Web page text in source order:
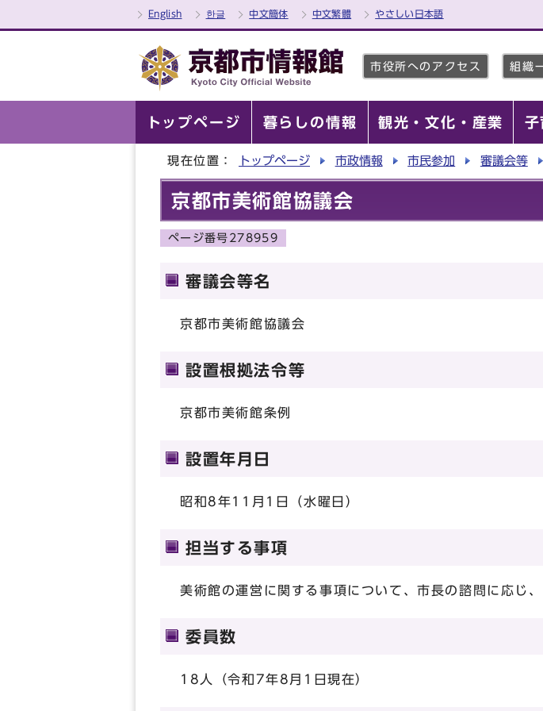
English 한글 中文簡体 中文繁體 やさしい日本語
市役所へのアクセス 組織
トップページ 暮らしの情報 観光・文化・産業 子
現在位置： トップページ 市政情報 市民参加 審議会等
京都市美術館協議会
ページ番号278959
審議会等名
京都市美術館協議会
設置根拠法令等
京都市美術館条例
設置年月日
昭和8年11月1日（水曜日）
担当する事項
美術館の運営に関する事項について、市長の諮問に応じ
委員数
18人（令和7年8月1日現在）